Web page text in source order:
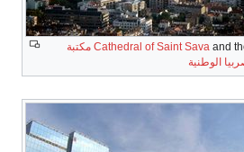
Cathedral of Saint Sava and
مكتبة
الوطنية